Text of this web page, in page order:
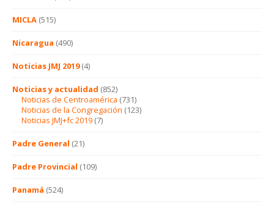
MICLA (515)
Nicaragua (490)
Noticias JMJ 2019(4)
Noticias y actualidad (852)
Noticias de Centroamérica (731)
Noticias de la Congregación (123)
Noticias JMJ+fc 2019 (7)
Padre General (21)
Padre Provincial (109)
Panamá (524)